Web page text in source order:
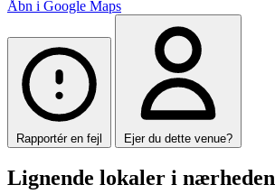
Åbn i Google Maps
Rapportér en fejl Ejer du dette venue?
Lignende lokaler i nærheden